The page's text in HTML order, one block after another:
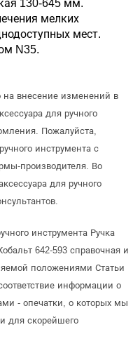
130-645 мм.
мелких
мест.
N35.
на внесение изменений в
для ручного
Пожалуйста,
инструмента с
производителя. Во
для ручного
инструмента Ручка
642-593 справочная и
положениями Статьи
информации о
- опечатки, о которых мы
для скорейшего